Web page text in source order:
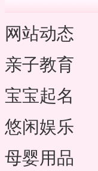
网站动态
亲子教育
宝宝起名
悠闲娱乐
母婴用品